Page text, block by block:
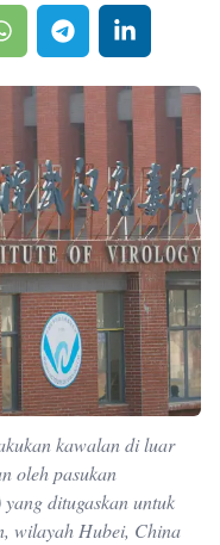
kawalan di luar
oleh pasukan
ditugaskan untuk
wilayah Hubei, China